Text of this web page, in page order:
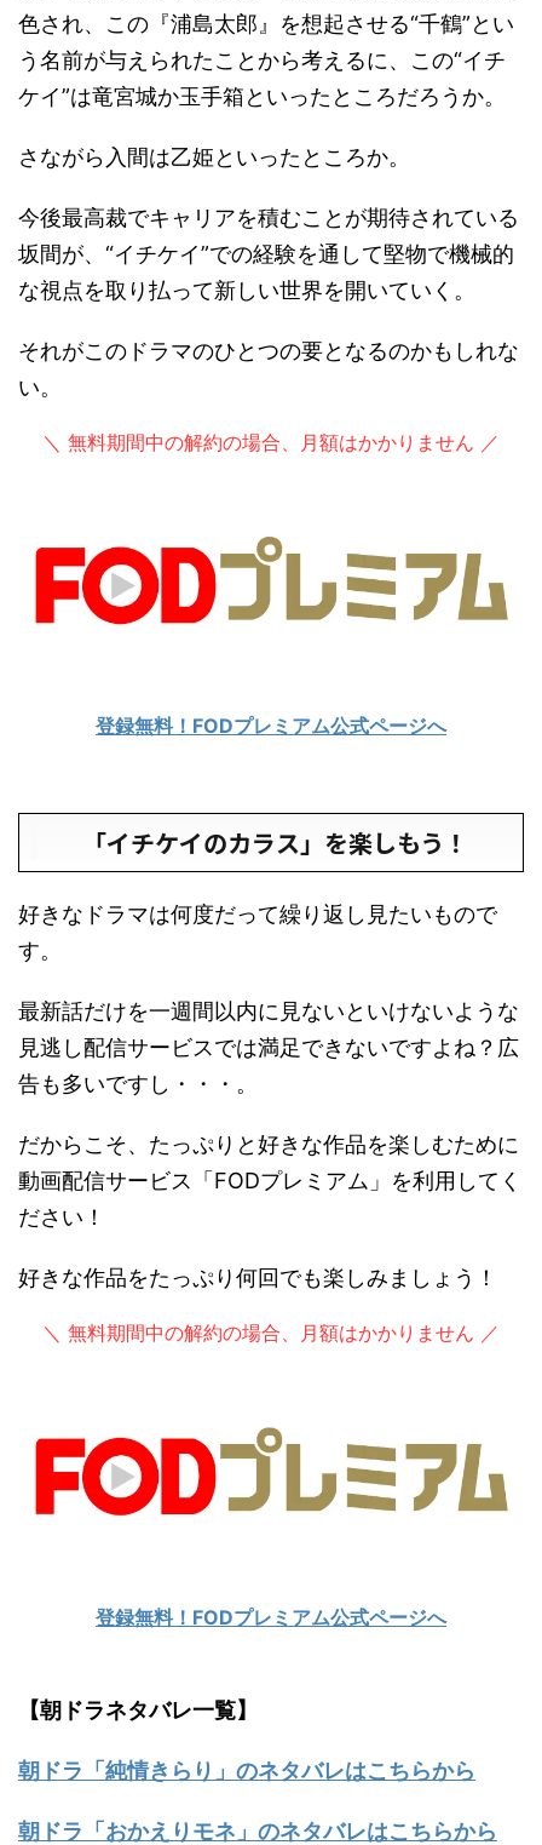
色され、この『浦島太郎』を想起させる“千鶴”とい
う名前が与えられたことから考えるに、この“イチ
ケイ”は竜宮城か玉手箱といったところだろうか。
さながら入間は乙姫といったところか。
今後最高裁でキャリアを積むことが期待されている
坂間が、“イチケイ”での経験を通して堅物で機械的
な視点を取り払って新しい世界を開いていく。
それがこのドラマのひとつの要となるのかもしれな
い。
＼ 無料期間中の解約の場合、月額はかかりません ／
登録無料！FODプレミアム公式ページへ
「イチケイのカラス」を楽しもう！
好きなドラマは何度だって繰り返し見たいもので
す。
最新話だけを一週間以内に見ないといけないような
見逃し配信サービスでは満足できないですよね？広
告も多いですし・・・。
だからこそ、たっぷりと好きな作品を楽しむために
動画配信サービス「FODプレミアム」を利用してく
ださい！
好きな作品をたっぷり何回でも楽しみましょう！
＼ 無料期間中の解約の場合、月額はかかりません ／
登録無料！FODプレミアム公式ページへ
【朝ドラネタバレ一覧】
朝ドラ「純情きらり」のネタバレはこちらから
朝ドラ「おかえりモネ」のネタバレはこちらから